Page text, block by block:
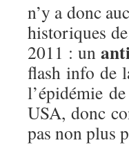
n’y a donc
historiques
2011 : un
flash info de
l’épidémie
USA, donc
pas non plus